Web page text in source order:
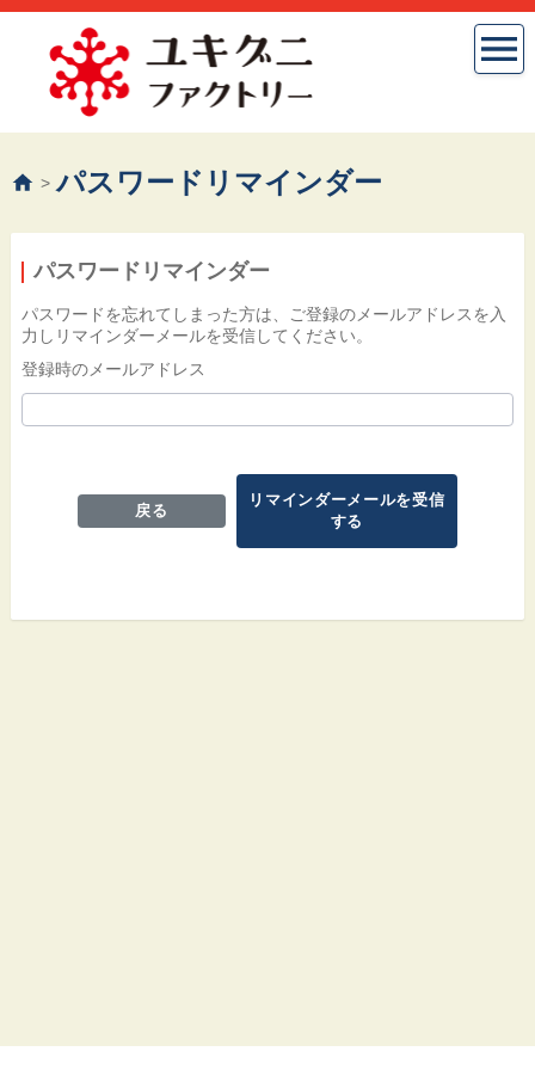
> パスワードリマインダー
パスワードリマインダー
パスワードを忘れてしまった方は、ご登録のメールアドレスを入
力しリマインダーメールを受信してください。
登録時のメールアドレス
戻る
リマインダーメールを受信
する